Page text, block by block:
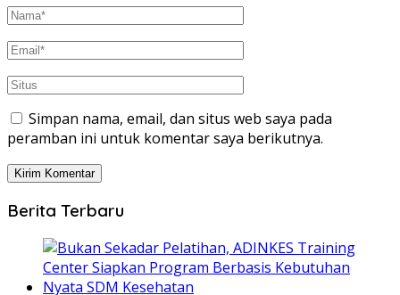
Simpan nama, email, dan situs web saya pada
peramban ini untuk komentar saya berikutnya.
Berita Terbaru